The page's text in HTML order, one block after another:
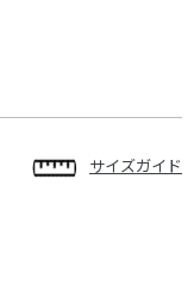
サイズガイド